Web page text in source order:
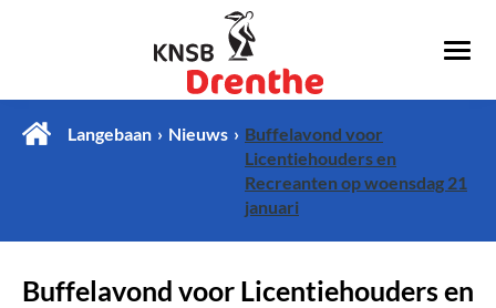
Langebaan Nieuws
Buffelavond voor
Licentiehouders en
Recreanten op woensdag 21
januari
Buffelavond voor Licentiehouders en